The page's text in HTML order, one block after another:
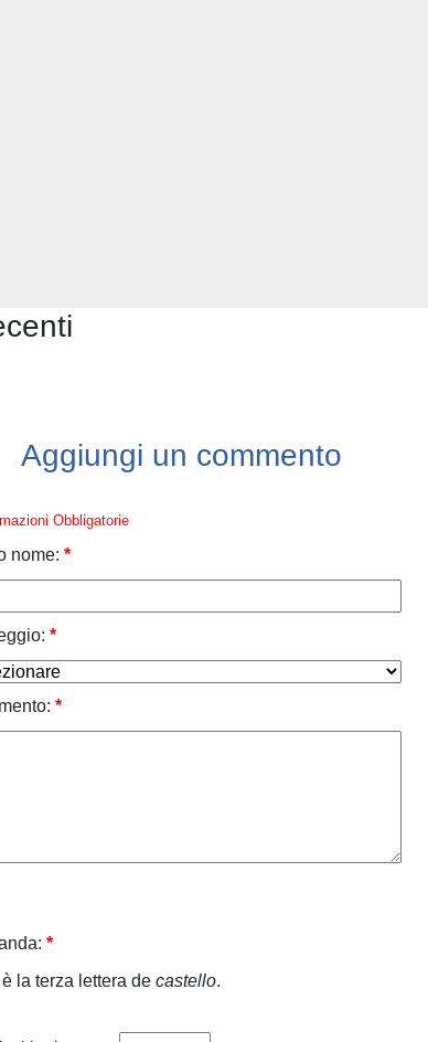
Aggiungi un commento
Obbligatorie
nome: *
*
*
*
la terza lettera de castello.